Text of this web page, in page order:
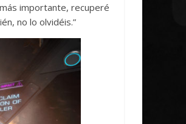
importante, recuperé
no lo olvidéis.”